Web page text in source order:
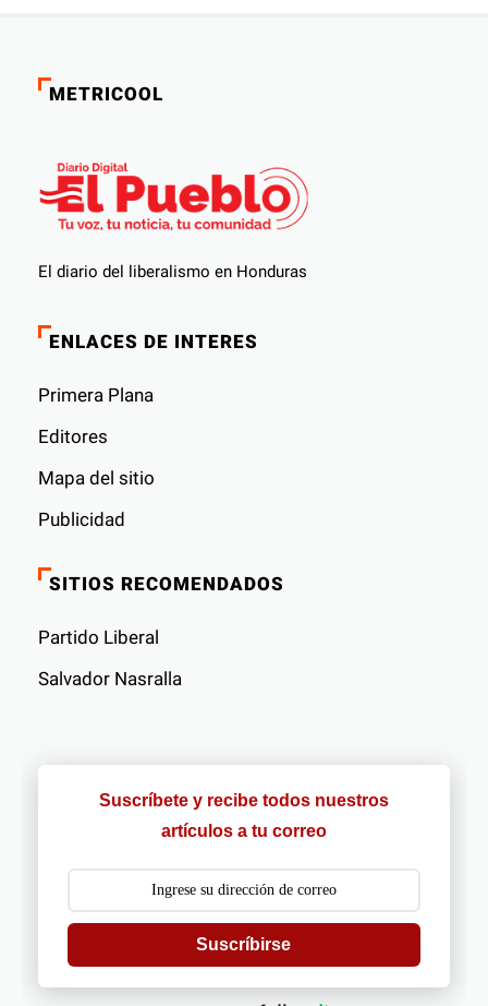
METRICOOL
El diario del liberalismo en Honduras
ENLACES DE INTERES
Primera Plana
Editores
Mapa del sitio
Publicidad
SITIOS RECOMENDADOS
Partido Liberal
Salvador Nasralla
Suscríbete y recibe todos nuestros
artículos a tu correo
Suscríbirse